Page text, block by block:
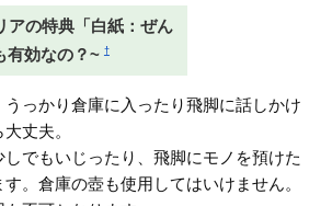
アの特典「白紙：ぜん
有効なの？~ †
っかり倉庫に入ったり飛脚に話しかけ
丈夫。
しでもいじったり、飛脚にモノを預けた
。倉庫の壺も使用してはいけません。